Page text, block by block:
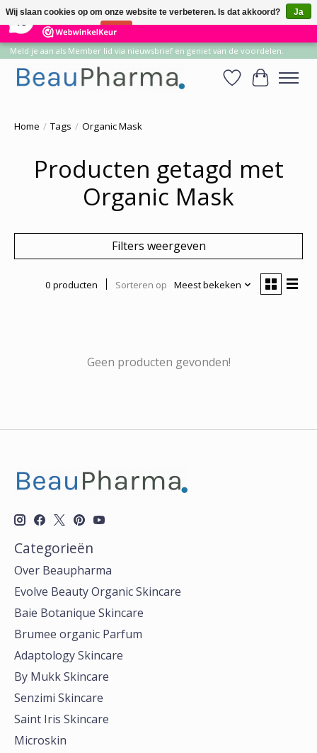
14 Reviews ×
Meld je aan als Member lid via nieuwsbrief en geniet van de voordelen.
Verlanglijst
Home / Tags / Organic Mask
Producten getagd met
Organic Mask
Filters weergeven
0 producten Sorteren op Meest bekeken
Geen producten gevonden!
Categorieën
Over Beaupharma
Evolve Beauty Organic Skincare
Baie Botanique Skincare
Brumee organic Parfum
Adaptology Skincare
By Mukk Skincare
Senzimi Skincare
Saint Iris Skincare
Microskin
Wij slaan cookies op om onze website te verbeteren. Is dat akkoord?
Ja
Nee